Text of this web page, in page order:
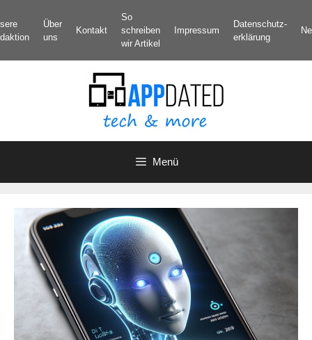
Inhalt
springen
Über
uns
Kontakt
So
schreiben
wir Artikel
Impressum
Datenschutz­
erklärung
Menü